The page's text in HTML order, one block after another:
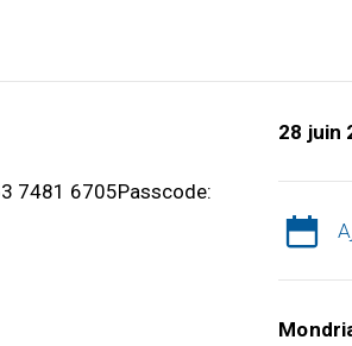
7481 6705Passcode:
28 juin